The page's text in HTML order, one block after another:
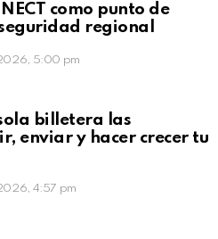
view this postcomo punto de
regional
5:00 pm
For Work
view this postbilletera las
enviar y hacer crecer tu
4:57 pm